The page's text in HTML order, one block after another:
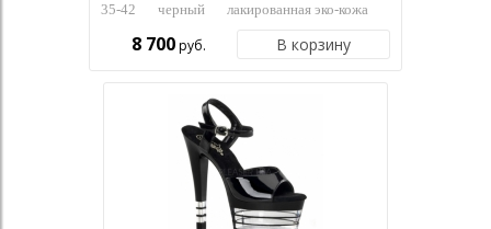
35-42 черный лакированная эко-кожа
8 700руб. В корзину